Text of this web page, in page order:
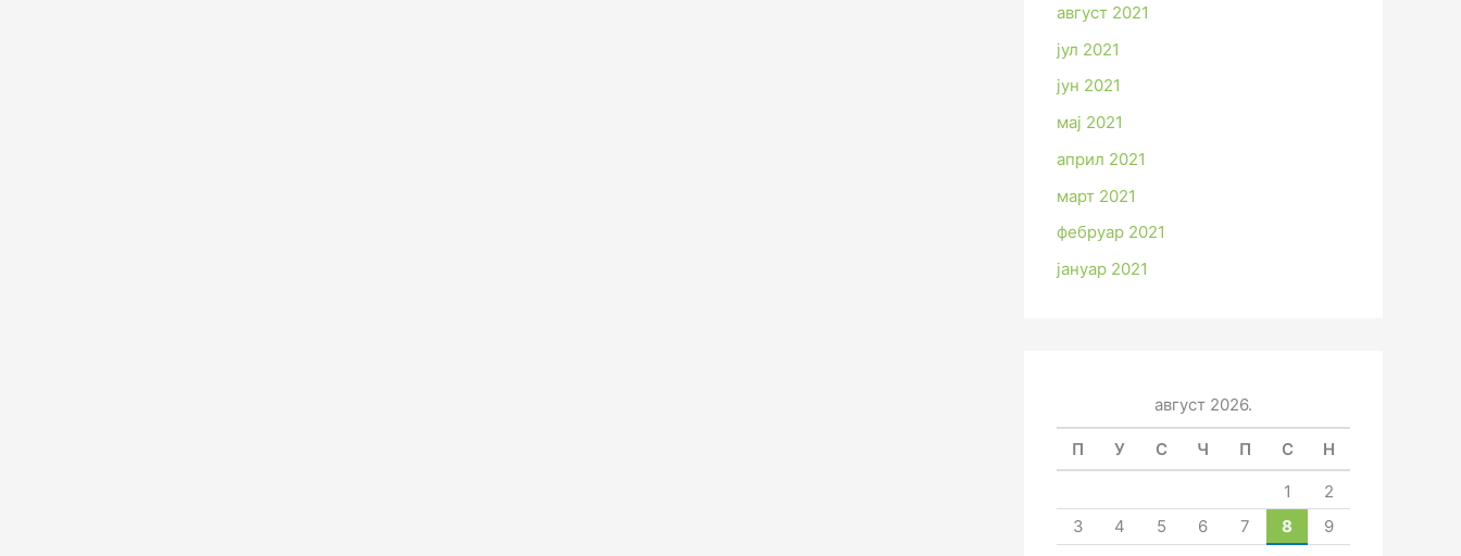
август 2021
јул 2021
јун 2021
мај 2021
април 2021
март 2021
фебруар 2021
јануар 2021
август 2026.
П У С Ч П С Н
1
2
3
4 5 6 7 8
9